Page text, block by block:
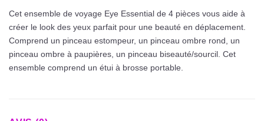
Cet ensemble de voyage Eye Essential de 4 pièces vous aide à
créer le look des yeux parfait pour une beauté en déplacement.
Comprend un pinceau estompeur, un pinceau ombre rond, un
pinceau ombre à paupières, un pinceau biseauté/sourcil. Cet
ensemble comprend un étui à brosse portable.